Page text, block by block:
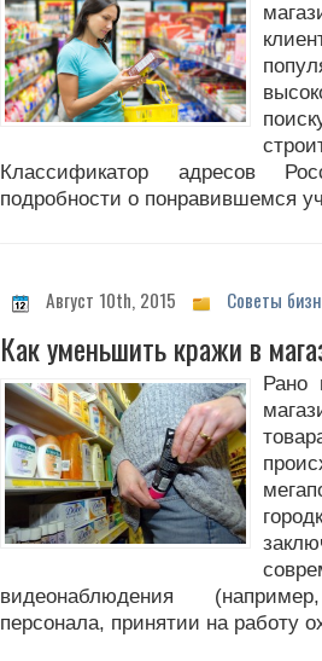
Классификатор адресов
подробности о понравившемся
Август 10th, 2015 Советы
Как уменьшить кражи в
Рано
видеонаблюдения
персонала, принятии на работу